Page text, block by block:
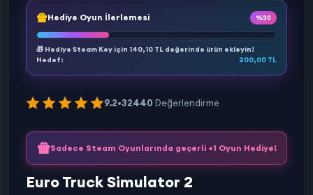
Hediye Oyun İlerlemesi %30
🎁 Hediye Steam Key için 140,10 TL değerinde ürün ekleyin!
Hedef:
200,00 TL
9.2•32440 Değerlendirme
Sadece Steam Oyunlarında geçerli +1 Oyun Hediye!
Euro Truck Simulator 2